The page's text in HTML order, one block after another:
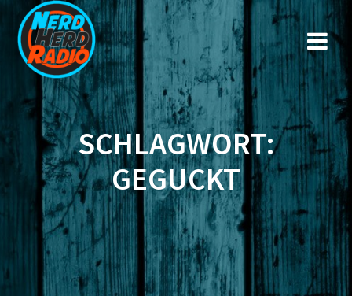
Zum
Inhalt
springen
SCHLAGWORT:
GEGUCKT